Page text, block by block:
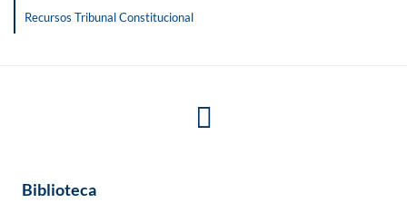
Recursos Tribunal Constitucional
Biblioteca